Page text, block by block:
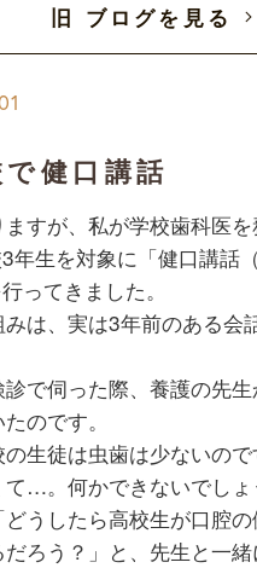
旧 ブログを見る
健口講話
すが、私が学校歯科医
年生を対象に「健口講話
ってきました。
みは、実は3年前のある会
で伺った際、養護の先
のです。
の生徒は虫歯は少ないの
て…。何かできないでしょ
うしたら高校生が口腔
だろう？」と、先生と一